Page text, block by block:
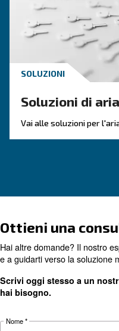
CONOSCERE
Tutto
sugli
fa la differenza.